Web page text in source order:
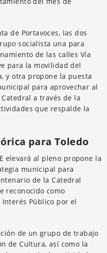
de Portavoces, las dos
socialista una para
de las calles Vía
para la movilidad del
y otra propone la puesta
para aprovechar al
a través de la
que respalde la
para Toledo
elevará al pleno propone la
municipal para
de la Catedral
reconocido como
Público por el
de un grupo de trabajo
de Cultura, así como la